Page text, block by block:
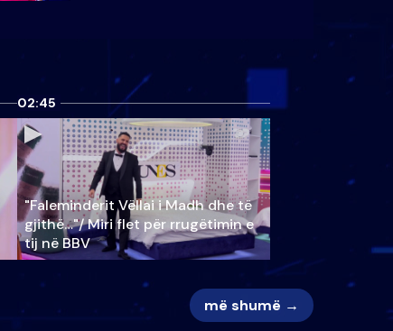
02:45
"Faleminderit Vëllai i Madh dhe të
gjithë…"/ Miri flet për rrugëtimin e
tij në BBV
më shumë →